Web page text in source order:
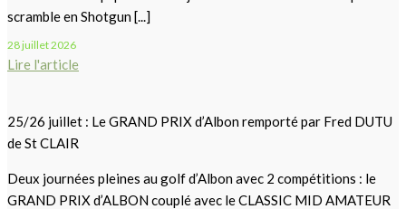
scramble en Shotgun [...]
28 juillet 2026
Lire l'article
25/26 juillet : Le GRAND PRIX d’Albon remporté par Fred DUTU
de St CLAIR
Deux journées pleines au golf d’Albon avec 2 compétitions : le
GRAND PRIX d’ALBON couplé avec le CLASSIC MID AMATEUR